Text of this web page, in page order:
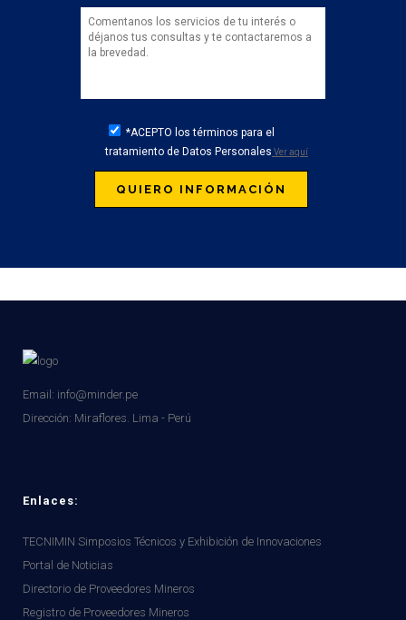
*ACEPTO los términos para el
tratamiento de Datos Personales Ver aquí
Email: info@minder.pe
Dirección: Miraflores. Lima - Perú
Enlaces:
TECNIMIN Simposios Técnicos y Exhibición de Innovaciones
Portal de Noticias
Directorio de Proveedores Mineros
Registro de Proveedores Mineros